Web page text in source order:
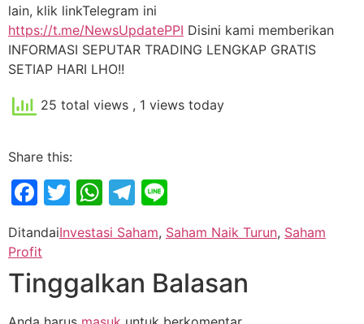
lain, klik linkTelegram ini
https://t.me/NewsUpdatePPI Disini kami memberikan
INFORMASI SEPUTAR TRADING LENGKAP GRATIS
SETIAP HARI LHO!!
25 total views , 1 views today
Share this:
Facebook
Twitter
WhatsApp
Telegram
DitandaiInvestasi Saham, Saham Naik Turun, Saham
Profit
Tinggalkan Balasan